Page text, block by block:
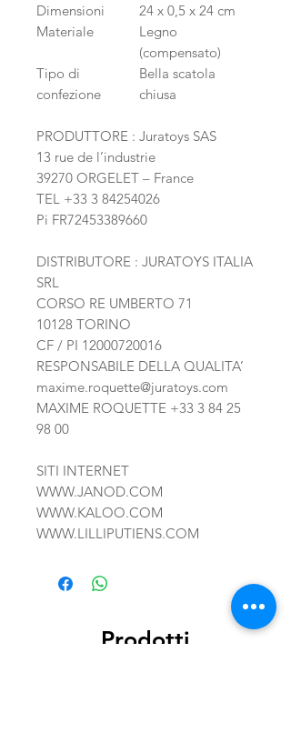
Dimensioni
24 x 0,5 x 24 cm
Materiale
Legno
(compensato)
Tipo di
confezione
Bella scatola
chiusa
PRODUTTORE : Juratoys SAS
13 rue de l’industrie
39270 ORGELET – France
TEL +33 3 84254026
Pi FR72453389660
DISTRIBUTORE : JURATOYS ITALIA
SRL
CORSO RE UMBERTO 71
10128 TORINO
CF / PI 12000720016
RESPONSABILE DELLA QUALITA’
maxime.roquette@juratoys.com
MAXIME ROQUETTE +33 3 84 25
98 00
SITI INTERNET
WWW.JANOD.COM
WWW.KALOO.COM
WWW.LILLIPUTIENS.COM
Prodotti